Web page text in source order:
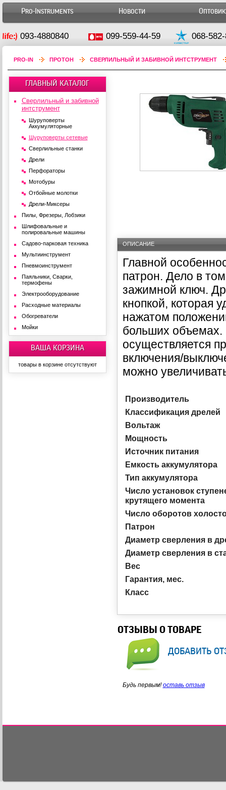
Pro-Instruments Новости
093-4880840 099-559-44-59 068-
PRO-IN ПРОТОН СВЕРЛИЛЬНЫЙ И ЗАБИВНОЙ ИНТСТРУМЕНТ
ГЛАВНЫЙ КАТАЛОГ
Сверлильный и забивной
интструмент
Шуруповерты
Аккумуляторные
Шуруповерты сетевые
Сверлильные станки
Дрели
Перфораторы
Мотобуры
Отбойные молотки
Дрели-Миксеры
Пилы, Фрезеры, Лобзики
Шлифовальные и
полировальные машины
Садово-парковая техника
Мультиинструмент
Пневмоинструмент
Паяльники, Сварки,
термофены
Электрооборудование
Расходные материалы
Обогреватели
Мойки
ВАША КОРЗИНА
товары в корзине отсутствуют
ОПИСАНИЕ
Главной
патрон. Дело в
зажимной ключ.
кнопкой, которая
нажатом
больших объемах.
осуществляется
включения/
можно
Производитель
Классификация дрелей
Вольтаж
Мощность
Источник питания
Емкость аккумулятора
Тип аккумулятора
Число установок
крутящего момента
Число оборотов
Патрон
Диаметр сверления в
Диаметр сверления в
Вес
Гарантия, мес.
Класс
ОТЗЫВЫ О ТОВАРЕ
добавить
Будь первым!оставь отзыв